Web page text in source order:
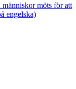
möts för att
engelska)